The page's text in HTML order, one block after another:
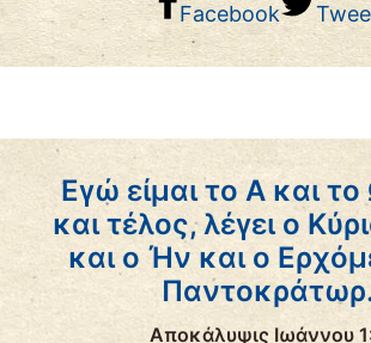
Facebook
Εγώ είμαι το Α και
και τέλος, λέγει ο
και ο Ήν και ο
Αποκάλυψις Ιωάννου